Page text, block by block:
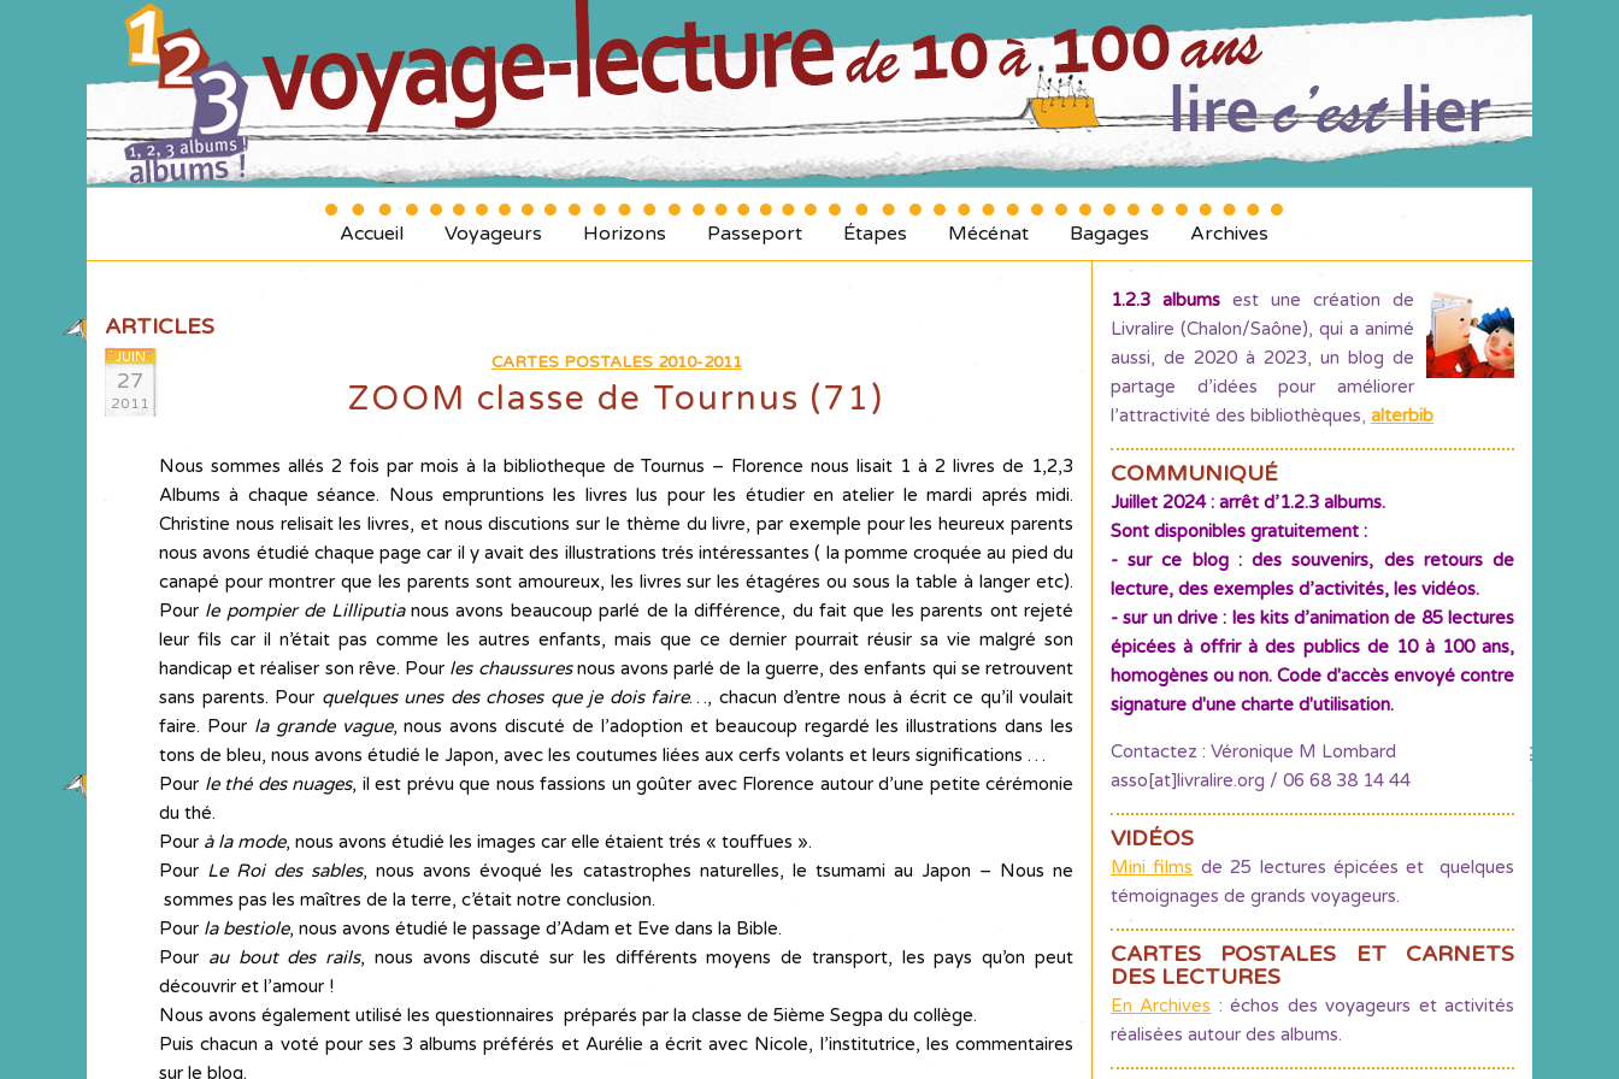
Accueil Voyageurs Horizons Passeport Étapes Mécénat Bagages Archives
ARTICLES
JUIN
27
2011
CARTES POSTALES 2010-2011
ZOOM classe de Tournus (71)
Nous sommes allés 2 fois par mois à la bibliotheque de Tournus – Florence nous lisait 1 à 2 livres de 1,2,3
Albums à chaque séance. Nous empruntions les livres lus pour les étudier en atelier le mardi aprés midi.
Christine nous relisait les livres, et nous discutions sur le thème du livre, par exemple pour les heureux parents
nous avons étudié chaque page car il y avait des illustrations trés intéressantes ( la pomme croquée au pied du
canapé pour montrer que les parents sont amoureux, les livres sur les étagéres ou sous la table à langer etc).
Pour le pompier de Lilliputianous avons beaucoup parlé de la différence, du fait que les parents ont rejeté
leur fils car il n’était pas comme les autres enfants, mais que ce dernier pourrait réusir sa vie malgré son
handicap et réaliser son rêve. Pour les chaussuresnous avons parlé de la guerre, des enfants qui se retrouvent
sans parents. Pour quelques unes des choses que je dois faire…, chacun d’entre nous à écrit ce qu’il voulait
faire. Pour la grande vague, nous avons discuté de l’adoption et beaucoup regardé les illustrations dans les
tons de bleu, nous avons étudié le Japon, avec les coutumes liées aux cerfs volants et leurs significations …
Pour le thé des nuages, il est prévu que nous fassions un goûter avec Florence autour d’une petite cérémonie
du thé.
Pour à la mode, nous avons étudié les images car elle étaient trés « touffues ».
Pour Le Roi des sables, nous avons évoqué les catastrophes naturelles, le tsumami au Japon – Nous ne
sommes pas les maîtres de la terre, c’était notre conclusion.
Pour la bestiole, nous avons étudié le passage d’Adam et Eve dans la Bible.
Pour au bout des rails, nous avons discuté sur les différents moyens de transport, les pays qu’on peut
découvrir et l’amour !
Nous avons également utilisé les questionnaires préparés par la classe de 5ième Segpa du collège.
Puis chacun a voté pour ses 3 albums préférés et Aurélie a écrit avec Nicole, l’institutrice, les commentaires
sur le blog.
1.2.3 albums est une création de
Livralire (Chalon/Saône), qui a animé
aussi, de 2020 à 2023, un blog de
partage d’idées pour améliorer
l’attractivité des bibliothèques, alterbib
COMMUNIQUÉ
Juillet 2024 : arrêt d’1.2.3 albums.
Sont disponibles gratuitement :
- sur ce blog : des souvenirs, des retours de
lecture, des exemples d’activités, les vidéos.
- sur un drive : les kits d’animation de 85 lectures
épicées à offrir à des publics de 10 à 100 ans,
homogènes ou non. Code d'accès envoyé contre
signature d'une charte d'utilisation.
Contactez : Véronique M Lombard
asso[at]livralire.org / 06 68 38 14 44
VIDÉOS
Mini films de 25 lectures épicées et quelques
témoignages de grands voyageurs.
CARTES POSTALES ET CARNETS
DES LECTURES
En Archives : échos des voyageurs et activités
réalisées autour des albums.